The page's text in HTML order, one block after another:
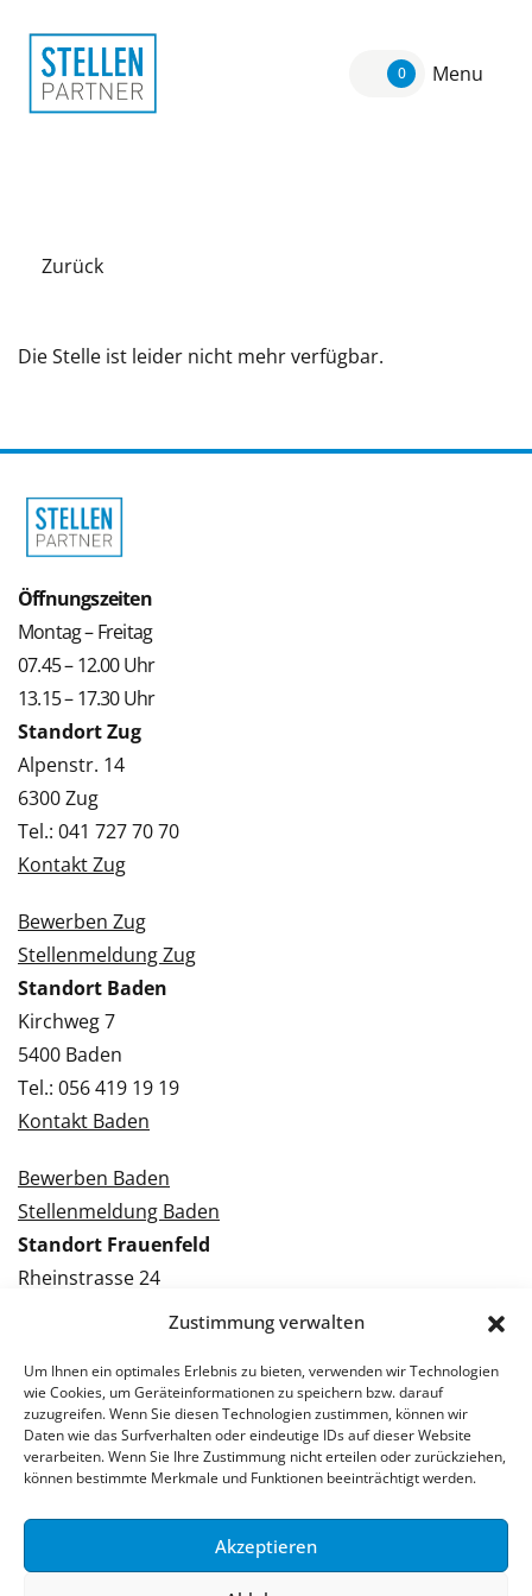
Zustimmung verwalten
Um Ihnen ein optimales Erlebnis zu bieten, verwenden wir Technologien
wie Cookies, um Geräteinformationen zu speichern bzw. darauf
zuzugreifen. Wenn Sie diesen Technologien zustimmen, können wir
Daten wie das Surfverhalten oder eindeutige IDs auf dieser Website
verarbeiten. Wenn Sie Ihre Zustimmung nicht erteilen oder zurückziehen,
können bestimmte Merkmale und Funktionen beeinträchtigt werden.
Akzeptieren
0 Menu
Zurück
Die Stelle ist leider nicht mehr verfügbar.
Öffnungszeiten
Montag – Freitag
07.45 – 12.00 Uhr
13.15 – 17.30 Uhr
Standort Zug
Alpenstr. 14
6300 Zug
Tel.: 041 727 70 70
Kontakt Zug
Bewerben Zug
Stellenmeldung Zug
Standort Baden
Kirchweg 7
5400 Baden
Tel.: 056 419 19 19
Kontakt Baden
Bewerben Baden
Stellenmeldung Baden
Standort Frauenfeld
Rheinstrasse 24
Kontakt Frauenfeld
Bewerben Frauenfeld
Stellenmeldung Frauenfeld
© 2026 Stellenpartner AG